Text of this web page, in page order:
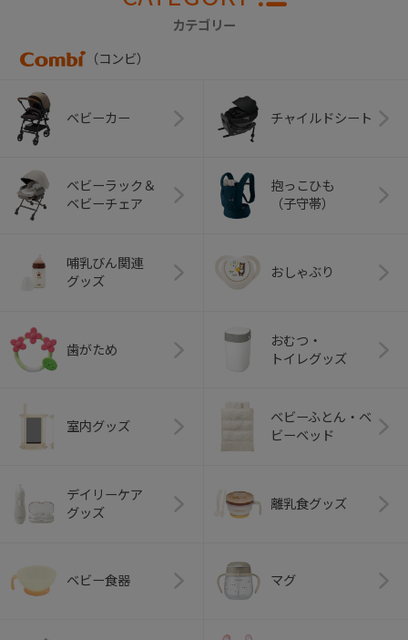
カテゴリー
（コンビ）
ベビーカー チャイルドシート
ベビーラック＆
ベビーチェア
抱っこひも
（子守帯）
哺乳びん関連
グッズ
おしゃぶり
歯がため
おむつ・
トイレグッズ
室内グッズ
ベビーふとん・ベ
ビーベッド
デイリーケア
グッズ
離乳食グッズ
ベビー食器 マグ